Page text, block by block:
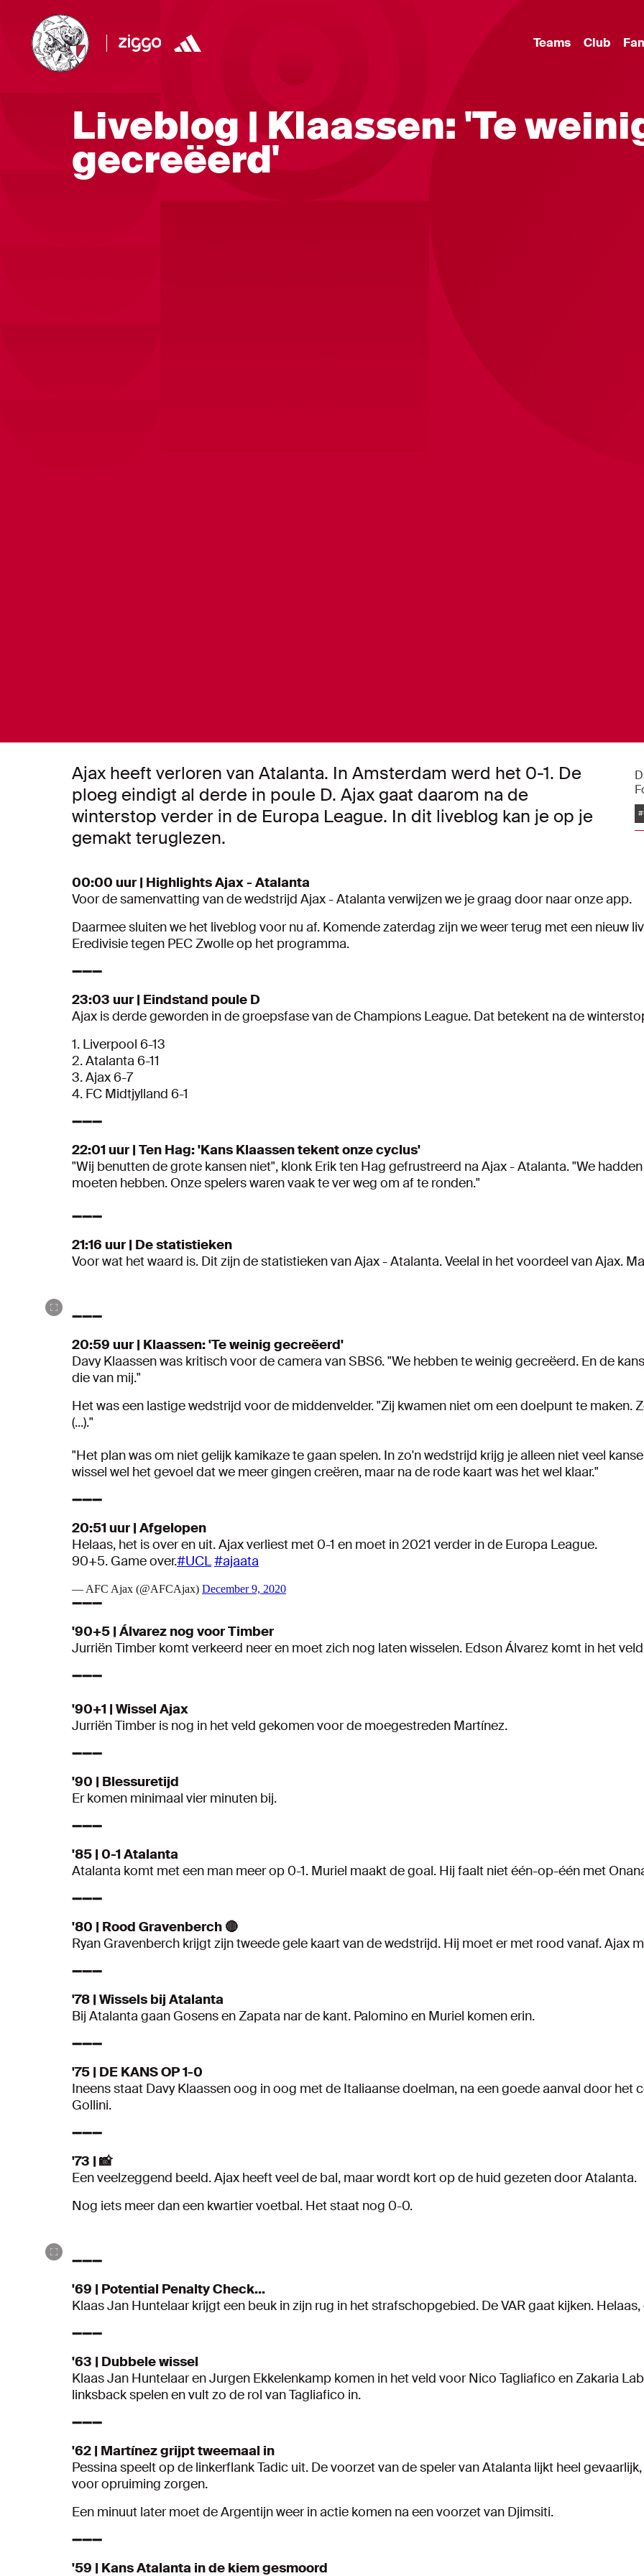
Teams Club
Liveblog | Klaassen: 'Te
gecreëerd'
Ajax heeft verloren van Atalanta. In Amsterdam werd het 0-1. De
ploeg eindigt al derde in poule D. Ajax gaat daarom na de
winterstop verder in de Europa League. In dit liveblog kan je op je
gemakt teruglezen.
00:00 uur | Highlights Ajax - Atalanta
Voor de samenvatting van de wedstrijd Ajax - Atalanta verwijzen we je graag door naar onze app.
Daarmee sluiten we het liveblog voor nu af. Komende zaterdag zijn we weer terug met een nieuw
Eredivisie tegen PEC Zwolle op het programma.
➖➖➖
23:03 uur | Eindstand poule D
Ajax is derde geworden in de groepsfase van de Champions League. Dat betekent na de
1. Liverpool 6-13
2. Atalanta 6-11
3. Ajax 6-7
4. FC Midtjylland 6-1
➖➖➖
22:01 uur | Ten Hag: 'Kans Klaassen tekent onze cyclus'
"Wij benutten de grote kansen niet", klonk Erik ten Hag gefrustreerd na Ajax - Atalanta. "We
moeten hebben. Onze spelers waren vaak te ver weg om af te ronden."
➖➖➖
21:16 uur | De statistieken
Voor wat het waard is. Dit zijn de statistieken van Ajax - Atalanta. Veelal in het voordeel van Ajax.
➖➖➖
20:59 uur | Klaassen: 'Te weinig gecreëerd'
Davy Klaassen was kritisch voor de camera van SBS6. "We hebben te weinig gecreëerd. En de
die van mij."
Het was een lastige wedstrijd voor de middenvelder. "Zij kwamen niet om een doelpunt te
(...)."
"Het plan was om niet gelijk kamikaze te gaan spelen. In zo'n wedstrijd krijg je alleen niet veel
wissel wel het gevoel dat we meer gingen creëren, maar na de rode kaart was het wel klaar."
➖➖➖
20:51 uur | Afgelopen
Helaas, het is over en uit. Ajax verliest met 0-1 en moet in 2021 verder in de Europa League.
90+5. Game over.#UCL#ajaata
— AFC Ajax (@AFCAjax) December 9, 2020
➖➖➖
'90+5 | Álvarez nog voor Timber
Jurriën Timber komt verkeerd neer en moet zich nog laten wisselen. Edson Álvarez komt in het
➖➖➖
'90+1 | Wissel Ajax
Jurriën Timber is nog in het veld gekomen voor de moegestreden Martínez.
➖➖➖
'90 | Blessuretijd
Er komen minimaal vier minuten bij.
➖➖➖
'85 | 0-1 Atalanta
Atalanta komt met een man meer op 0-1. Muriel maakt de goal. Hij faalt niet één-op-één met
➖➖➖
'80 | Rood Gravenberch 🔴
Ryan Gravenberch krijgt zijn tweede gele kaart van de wedstrijd. Hij moet er met rood vanaf. Ajax
➖➖➖
'78 | Wissels bij Atalanta
Bij Atalanta gaan Gosens en Zapata nar de kant. Palomino en Muriel komen erin.
➖➖➖
'75 | DE KANS OP 1-0
Ineens staat Davy Klaassen oog in oog met de Italiaanse doelman, na een goede aanval door het
Gollini.
➖➖➖
'73 | 📸
Een veelzeggend beeld. Ajax heeft veel de bal, maar wordt kort op de huid gezeten door Atalanta.
Nog iets meer dan een kwartier voetbal. Het staat nog 0-0.
➖➖➖
'69 | Potential Penalty Check...
Klaas Jan Huntelaar krijgt een beuk in zijn rug in het strafschopgebied. De VAR gaat kijken.
➖➖➖
'63 | Dubbele wissel
Klaas Jan Huntelaar en Jurgen Ekkelenkamp komen in het veld voor Nico Tagliafico en Zakaria
linksback spelen en vult zo de rol van Tagliafico in.
➖➖➖
'62 | Martínez grijpt tweemaal in
Pessina speelt op de linkerflank Tadic uit. De voorzet van de speler van Atalanta lijkt heel
voor opruiming zorgen.
Een minuut later moet de Argentijn weer in actie komen na een voorzet van Djimsiti.
➖➖➖
'59 | Kans Atalanta in de kiem gesmoord